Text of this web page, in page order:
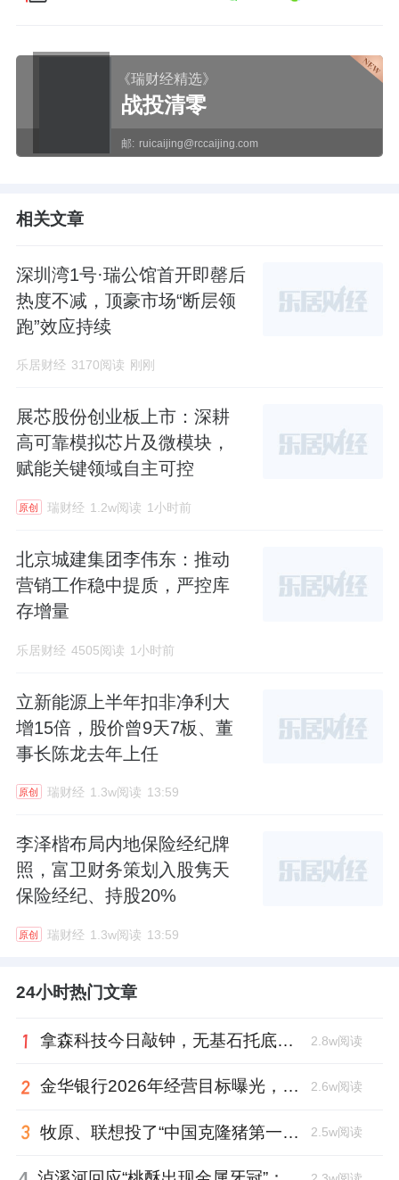
《瑞财经精选》
战投清零
邮: ruicaijing@rccaijing.com
相关文章
深圳湾1号·瑞公馆首开即罄后
热度不减，顶豪市场“断层领
跑”效应持续
乐居财经 3170阅读 刚刚
展芯股份创业板上市：深耕
高可靠模拟芯片及微模块，
赋能关键领域自主可控
原创 瑞财经 1.2w阅读 1小时前
北京城建集团李伟东：推动
营销工作稳中提质，严控库
存增量
乐居财经 4505阅读 1小时前
立新能源上半年扣非净利大
增15倍，股价曾9天7板、董
事长陈龙去年上任
原创 瑞财经 1.3w阅读 13:59
李泽楷布局内地保险经纪牌
照，富卫财务策划入股隽天
保险经纪、持股20%
原创 瑞财经 1.3w阅读 13:59
24小时热门文章
拿森科技今日敲钟，无基石托底，上市市值超百亿 2.8w阅读
金华银行2026年经营目标曝光，张宁忙着转让不良贷款 2.6w阅读
牧原、联想投了“中国克隆猪第一人”，中科奥格完成超2亿元A3轮融资 2.5w阅读